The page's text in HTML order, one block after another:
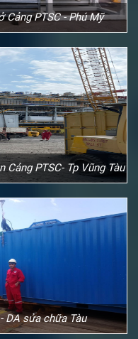
PTSC - Phú Mỹ
PTSC- Tp Vũng Tàu
DA sửa chữa Tàu